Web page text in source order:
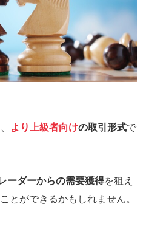
より上級者向けの取引形式で
ーダーからの需要獲得を狙え
とができるかもしれません。